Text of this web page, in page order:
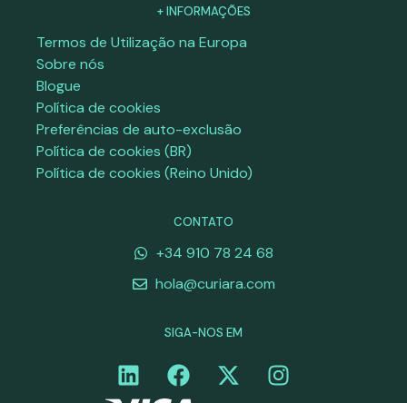
+ INFORMAÇÕES
Termos de Utilização na Europa
Sobre nós
Blogue
Política de cookies
Preferências de auto-exclusão
Política de cookies (BR)
Política de cookies (Reino Unido)
CONTATO
+34 910 78 24 68
hola@curiara.com
SIGA-NOS EM